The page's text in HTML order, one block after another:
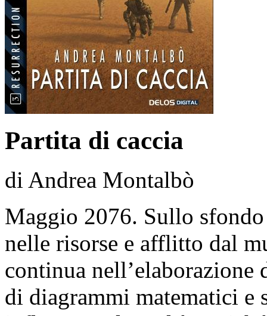
Partita di caccia
di Andrea Montalbò
Maggio 2076. Sullo
nelle risorse e afflitto dal
continua
di diagrammi matematici